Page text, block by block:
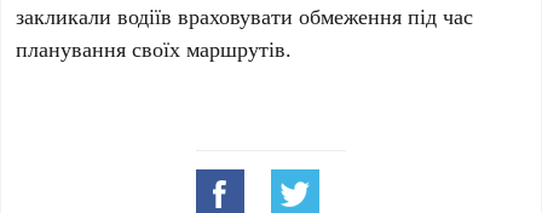
закликали водіїв враховувати обмеження під час
планування своїх маршрутів.